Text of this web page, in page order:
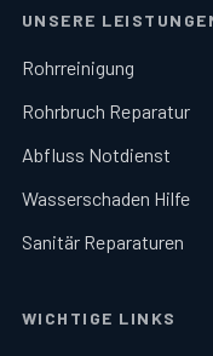
UNSERE
Rohrreinigung
Rohrbruch Reparatur
Abfluss Notdienst
Wasserschaden Hilfe
Sanitär Reparaturen
WICHTIGE LINKS